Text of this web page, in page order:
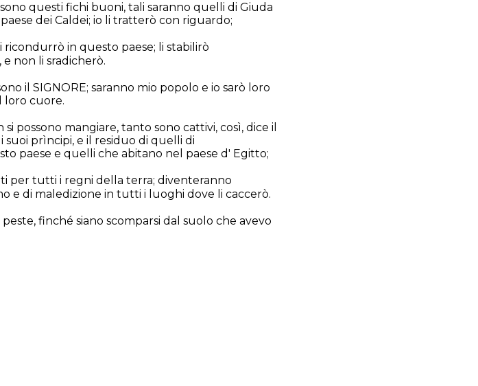
questi fichi buoni, tali saranno quelli di Giuda
dei Caldei; io li tratterò con riguardo;
in questo paese; li stabilirò
non li sradicherò.
il SIGNORE; saranno mio popolo e io sarò loro
loro cuore.
possono mangiare, tanto sono cattivi, così, dice il
suoi prìncipi, e il residuo di quelli di
paese e quelli che abitano nel paese d' Egitto;
per tutti i regni della terra; diventeranno
e di maledizione in tutti i luoghi dove li caccerò.
finché siano scomparsi dal suolo che avevo